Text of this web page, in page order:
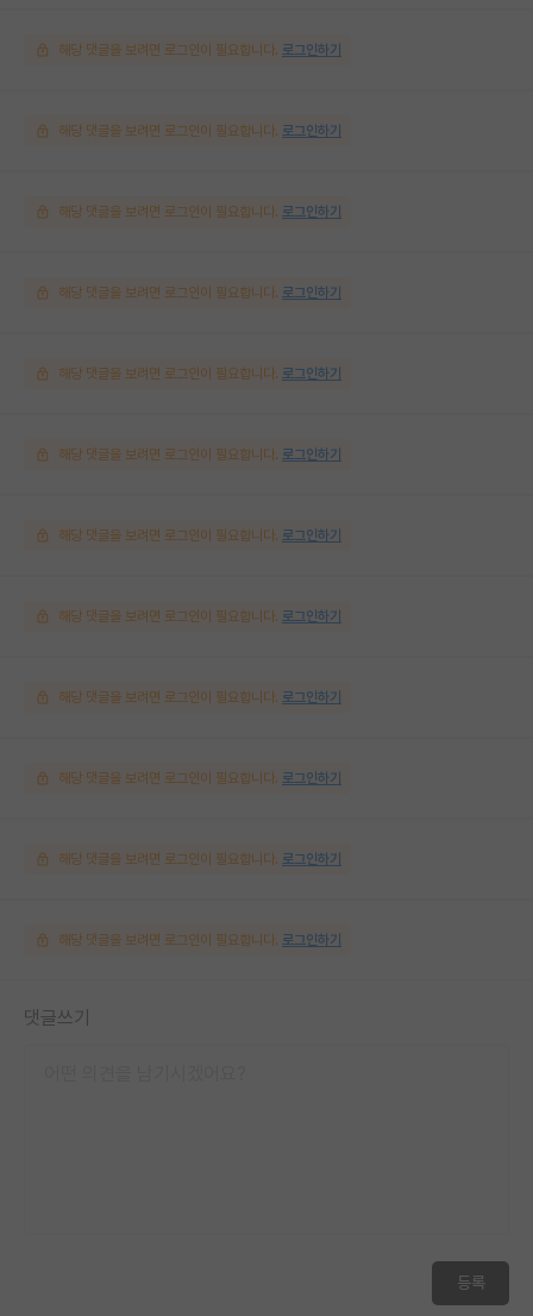
해당 댓글을 보려면 로그인이 필요합니다. 로그인하기
해당 댓글을 보려면 로그인이 필요합니다. 로그인하기
해당 댓글을 보려면 로그인이 필요합니다. 로그인하기
해당 댓글을 보려면 로그인이 필요합니다. 로그인하기
해당 댓글을 보려면 로그인이 필요합니다. 로그인하기
해당 댓글을 보려면 로그인이 필요합니다. 로그인하기
해당 댓글을 보려면 로그인이 필요합니다. 로그인하기
해당 댓글을 보려면 로그인이 필요합니다. 로그인하기
해당 댓글을 보려면 로그인이 필요합니다. 로그인하기
해당 댓글을 보려면 로그인이 필요합니다. 로그인하기
해당 댓글을 보려면 로그인이 필요합니다. 로그인하기
해당 댓글을 보려면 로그인이 필요합니다. 로그인하기
댓글쓰기
등록